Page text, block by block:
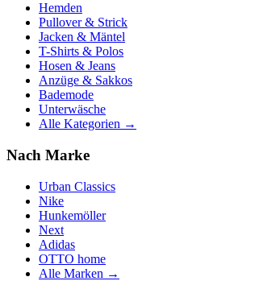
Hemden
Pullover & Strick
Jacken & Mäntel
T-Shirts & Polos
Hosen & Jeans
Anzüge & Sakkos
Bademode
Unterwäsche
Alle Kategorien →
Nach Marke
Urban Classics
Nike
Hunkemöller
Next
Adidas
OTTO home
Alle Marken →